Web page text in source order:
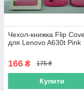
Чехол-книжка Flip
для Lenovo A630t Pink
166 ₴ 175 ₴
Купити